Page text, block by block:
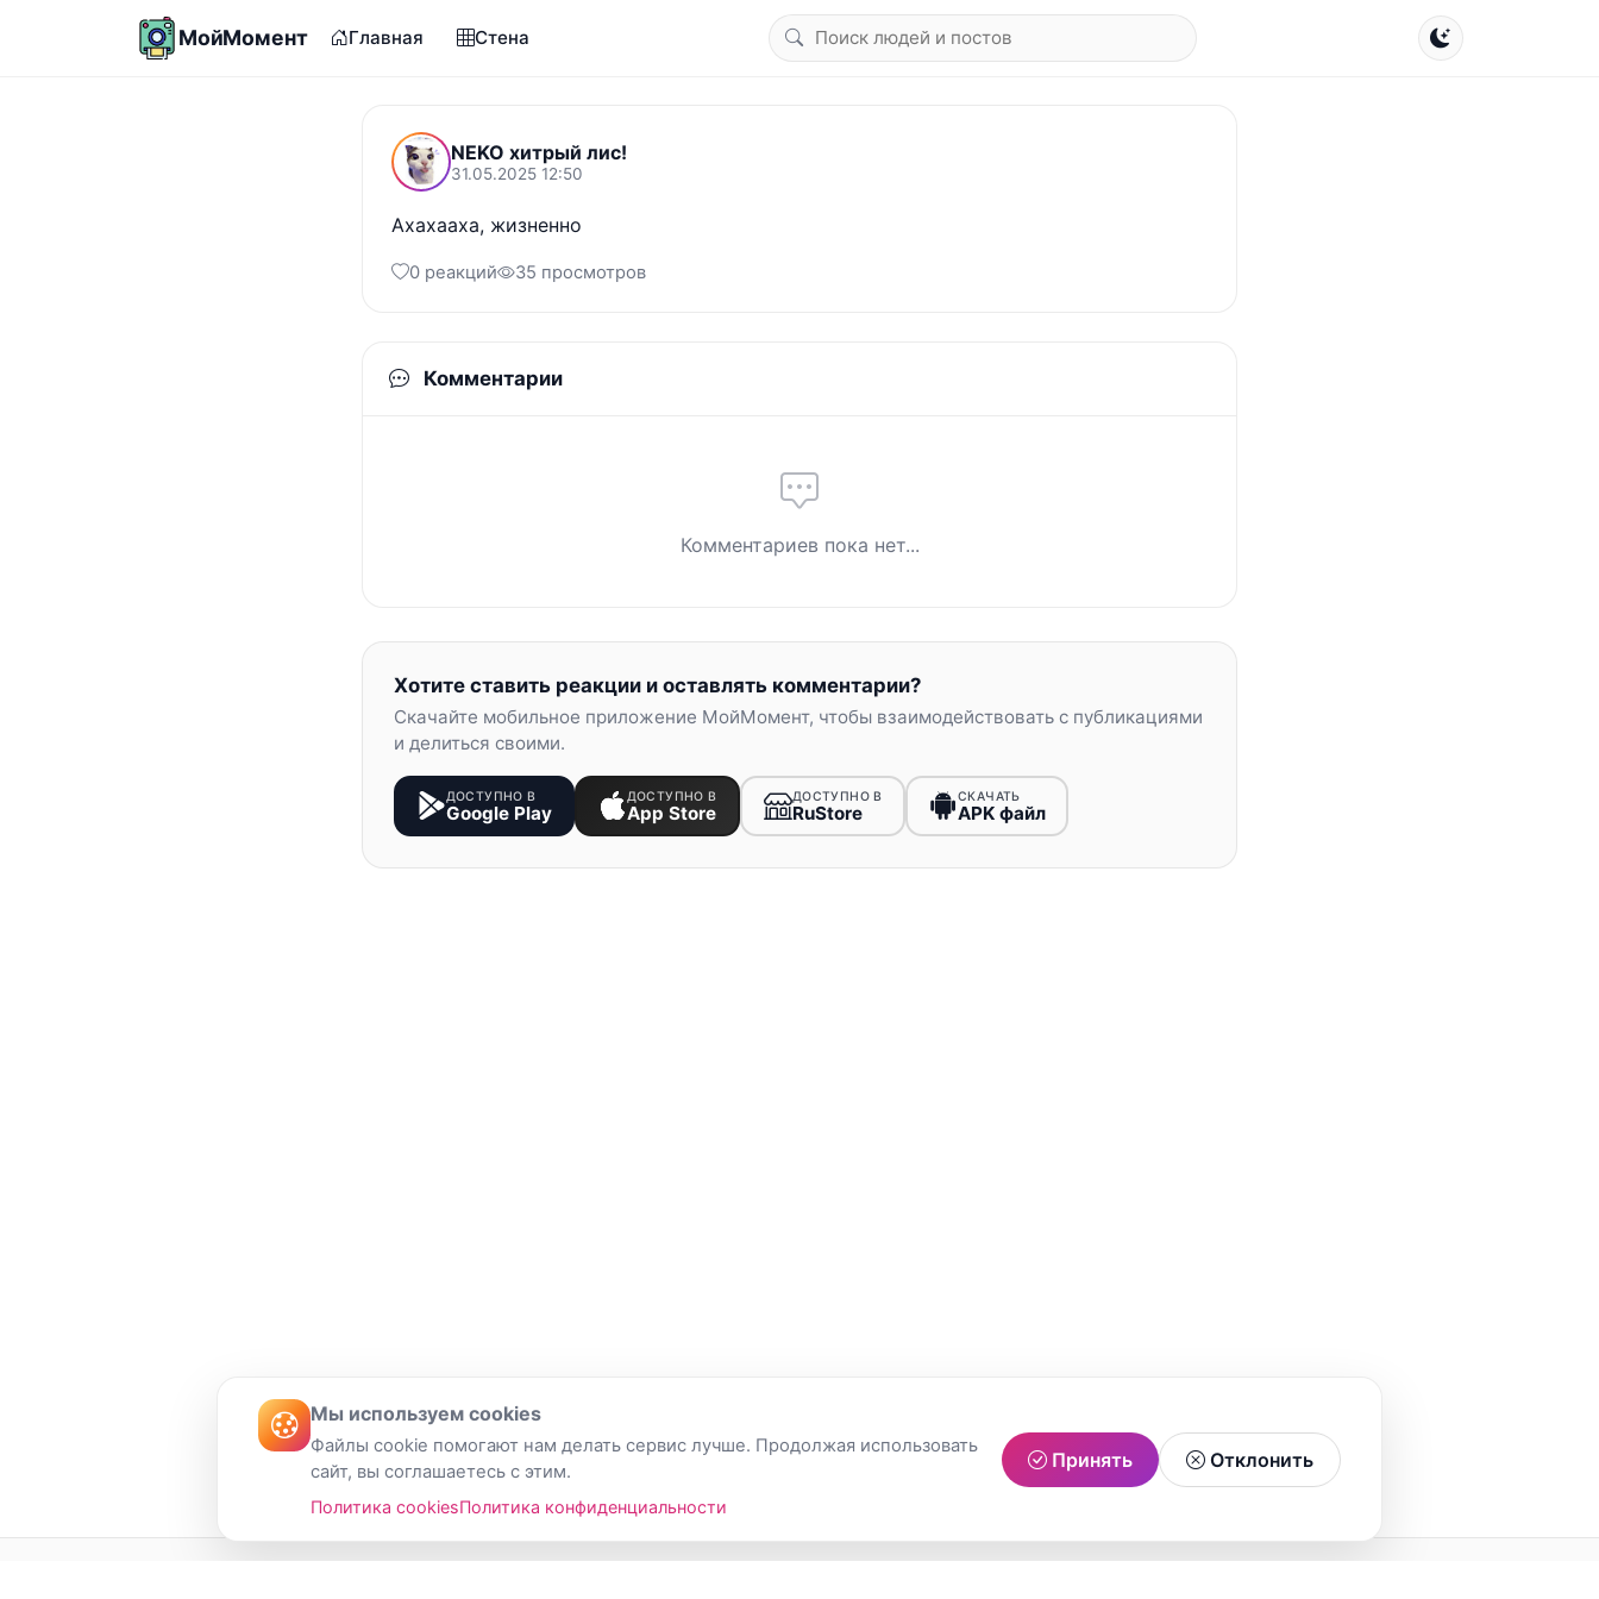
МойМомент Главная Стена
NEKO хитрый лис!
31.05.2025 12:50
Ахахааха, жизненно
0 реакций 35 просмотров
Комментарии
Комментариев пока нет...
Хотите ставить реакции и оставлять комментарии?
Скачайте мобильное приложение МойМомент, чтобы взаимодействовать с публикациями
и делиться своими.
ДОСТУПНО В
Google Play
ДОСТУПНО В
App Store
ДОСТУПНО В
RuStore
СКАЧАТЬ
APK файл
Мы используем cookies
Файлы cookie помогают нам делать сервис лучше. Продолжая использовать
сайт, вы соглашаетесь с этим.
Политика cookiesПолитика конфиденциальности
Принять Отклонить